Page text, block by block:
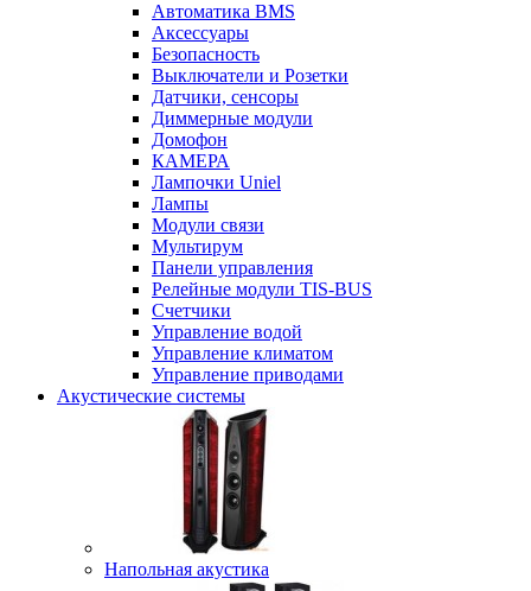
Автоматика BMS
Аксессуары
Безопасность
Выключатели и Розетки
Датчики, сенсоры
Диммерные модули
Домофон
КАМЕРА
Лампочки Uniel
Лампы
Модули связи
Мультирум
Панели управления
Релейные модули TIS-BUS
Счетчики
Управление водой
Управление климатом
Управление приводами
Акустические системы
Напольная акустика